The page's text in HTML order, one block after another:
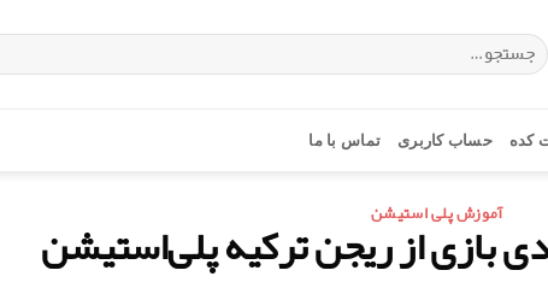
جستجو
برای:
کده حساب کاربری تماس با ما
آموزش پلی استیشن
بازی از ریجن ترکیه پلی‌استیشن